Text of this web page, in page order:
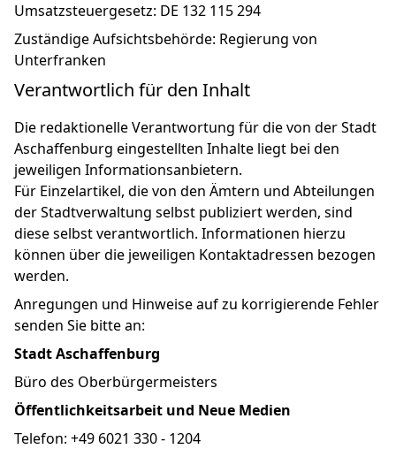
Umsatzsteuergesetz: DE 132 115 294
Zuständige Aufsichtsbehörde: Regierung von
Unterfranken
Verantwortlich für den Inhalt
Die redaktionelle Verantwortung für die von der Stadt
Aschaffenburg eingestellten Inhalte liegt bei den
jeweiligen Informationsanbietern.
Für Einzelartikel, die von den Ämtern und Abteilungen
der Stadtverwaltung selbst publiziert werden, sind
diese selbst verantwortlich. Informationen hierzu
können über die jeweiligen Kontaktadressen bezogen
werden.
Anregungen und Hinweise auf zu korrigierende Fehler
senden Sie bitte an:
Stadt Aschaffenburg
Büro des Oberbürgermeisters
Öffentlichkeitsarbeit und Neue Medien
Telefon: +49 6021 330 - 1204